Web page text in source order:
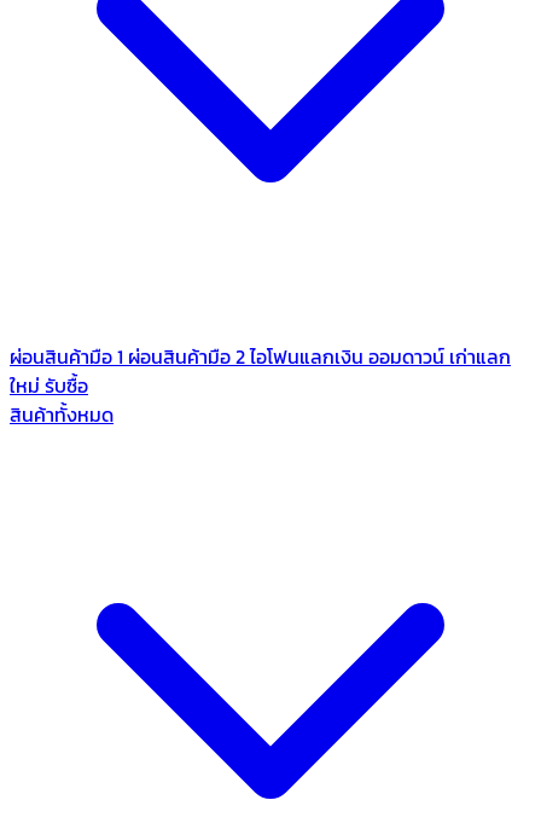
ผ่อนสินค้ามือ 1 ผ่อนสินค้ามือ 2ไอโฟนแลกเงิน ออมดาวน์ เก่าแลก
ใหม่ รับซื้อ
สินค้าทั้งหมด